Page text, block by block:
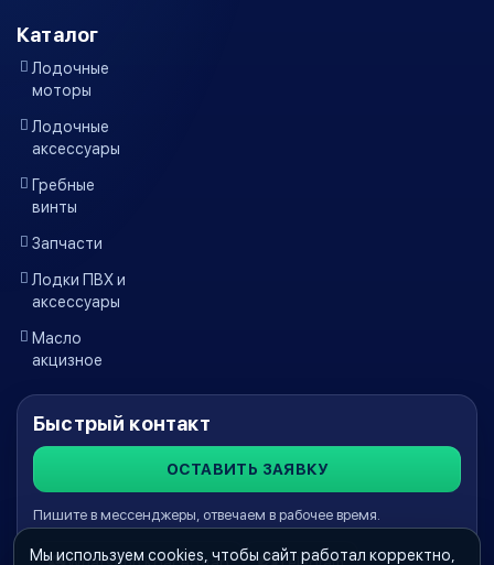
Каталог
Лодочные
моторы
Лодочные
аксессуары
Гребные
винты
Запчасти
Лодки ПВХ и
аксессуары
Масло
акцизное
Быстрый контакт
ОСТАВИТЬ ЗАЯВКУ
Пишите в мессенджеры, отвечаем в рабочее время.
Мы используем cookies, чтобы сайт работал корректно,